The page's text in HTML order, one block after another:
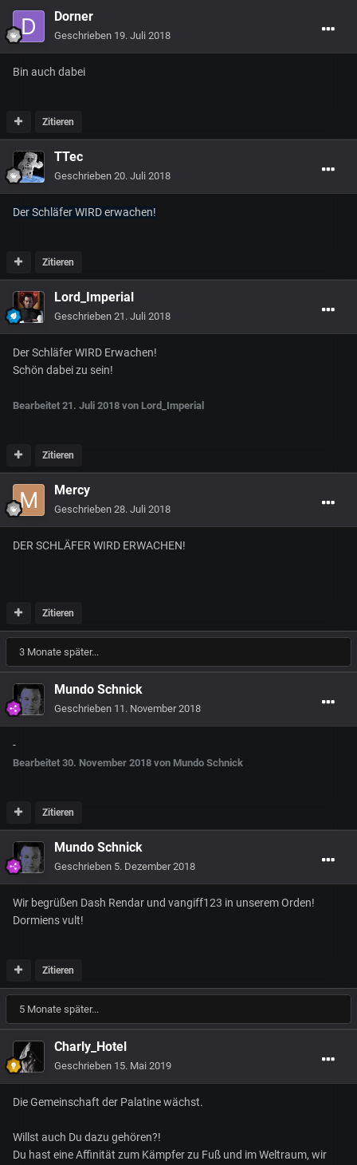
Dorner
Geschrieben 19. Juli 2018
Bin auch dabei
Zitieren
TTec
Geschrieben 20. Juli 2018
Der Schläfer WIRD erwachen!
Zitieren
Lord_Imperial
Geschrieben 21. Juli 2018
Der Schläfer WIRD Erwachen!
Schön dabei zu sein!
Bearbeitet 21. Juli 2018 von Lord_Imperial
Zitieren
Mercy
Geschrieben 28. Juli 2018
DER SCHLÄFER WIRD ERWACHEN!
Zitieren
3 Monate später...
Mundo Schnick
Geschrieben 11. November 2018
-
Bearbeitet 30. November 2018 von Mundo Schnick
Zitieren
Mundo Schnick
Geschrieben 5. Dezember 2018
Wir begrüßen Dash Rendar und vangiff123 in unserem Orden!
Dormiens vult!
Zitieren
5 Monate später...
Charly_Hotel
Geschrieben 15. Mai 2019
Die Gemeinschaft der Palatine wächst.
Willst auch Du dazu gehören?!
Du hast eine Affinität zum Kämpfer zu Fuß und im Weltraum, wir